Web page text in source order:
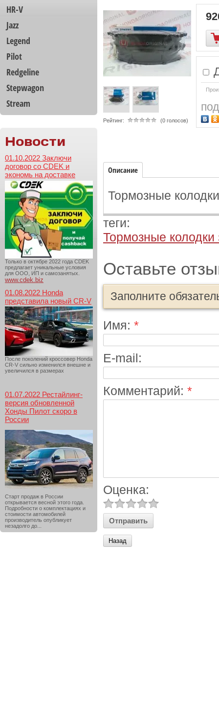
HR-V
Jazz
Legend
Pilot
Redgeline
Stepwagon
Stream
Новости
01.10.2022 Заключи
договор со CDEK и
экономь на доставке
Только в октябре 2022 года CDEK
предлагает уникальные условия
для ООО, ИП и самозанятых.
www.cdek.biz
01.08.2022 Honda
представила новый CR-V
После поколений кроссовер Honda
CR-V сильно изменился внешне и
увеличился в размерах
01.07.2022 Рестайлинг-
версия обновленной
Хонды Пилот скоро в
России
Старт продаж в России
открывается весной этого года.
Подробности о комплектациях и
стоимости автомобилей
производитель опубликует
незадолго до...
Рейтинг: (0 голосов)
Описание
Тормозные
теги:
Тормозные колодки
Оставьте
Заполните
Имя: *
E-mail:
Комментарий: *
Оценка:
Назад